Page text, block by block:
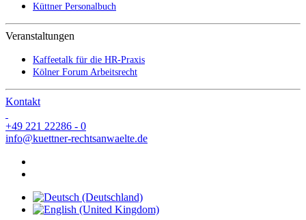
Küttner Personalbuch
Veranstaltungen
Kaffeetalk für die HR-Praxis
Kölner Forum Arbeitsrecht
Kontakt
+49 221 22286 - 0
info@kuettner-rechtsanwaelte.de